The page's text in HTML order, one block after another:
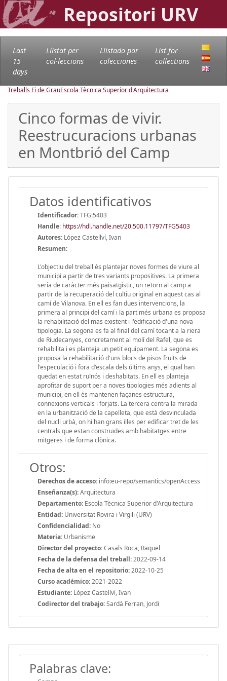
Repositori URV
Last
15
days
Llistat per
col·leccions
Llistado por
colecciones
List for
collections
Treballs Fi de GrauEscola Tècnica Superior d'Arquitectura
Cinco formas de vivir.
Reestrucuracions urbanas
en Montbrió del Camp
Datos identificativos
Identificador:TFG:5403
Handle: https://hdl.handle.net/20.500.11797/TFG5403
Autores: López Castellví, Ivan
Resumen:
L'objectiu del treball és plantejar noves formes de viure al
municipi a partir de tres variants propositives. La primera
seria de caràcter més paisatgístic, un retorn al camp a
partir de la recuperació del cultiu original en aquest cas al
camí de Vilanova. En ell es fan dues intervencions, la
primera al principi del camí i la part més urbana es proposa
la rehabilitació del mas existent i l'edificació d'una nova
tipologia. La segona es fa al final del camí tocant a la riera
de Riudecanyes, concretament al molí del Rafel, que es
rehabilita i es planteja un petit equipament. La segona es
proposa la rehabilitació d'uns blocs de pisos fruits de
l'especulació i fora d'escala dels últims anys, el qual han
quedat en estat ruïnós i deshabitats. En ell es planteja
aprofitar de suport per a noves tipologies més adients al
municipi, en ell és mantenen façanes estructura,
connexions verticals i forjats. La tercera centra la mirada
en la urbanització de la capelleta, que està desvinculada
del nucli urbà, on hi han grans illes per edificar tret de les
centrals que estan construïdes amb habitatges entre
mitgeres i de forma clònica.
Otros:
Derechos de acceso: info:eu-repo/semantics/openAccess
Enseñanza(s):Arquitectura
Departamento: Escola Tècnica Superior d'Arquitectura
Entidad: Universitat Rovira i Virgili (URV)
Confidencialidad: No
Materia: Urbanisme
Director del proyecto:Casals Roca, Raquel
Fecha de la defensa del treball:2022-09-14
Fecha de alta en el repositorio:2022-10-25
Curso académico:2021-2022
Estudiante: López Castellví, Ivan
Codirector del trabajo:Sardà Ferran, Jordi
Palabras clave: